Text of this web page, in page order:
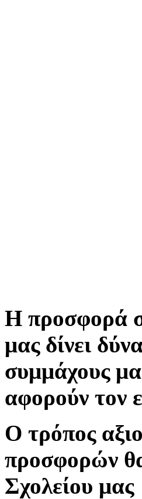
Η προσφορά
μας δίνει
συμμάχους
αφορούν τον
Ο τρόπος
προσφορών
Σχολείου